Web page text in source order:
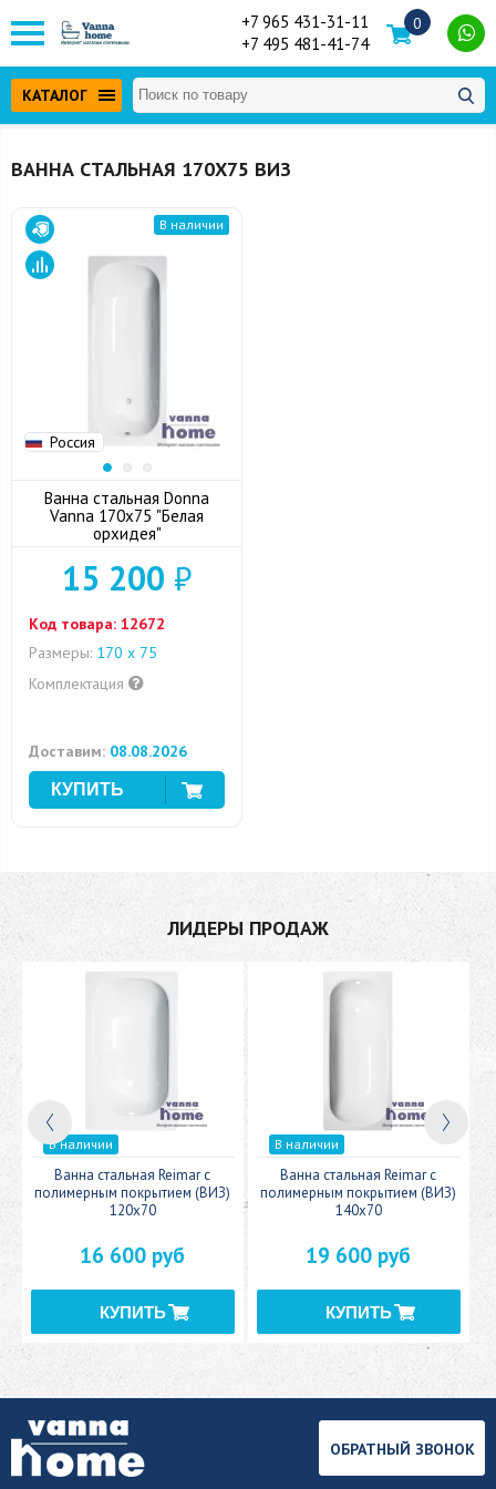
+7 965 431-31-11
+7 495 481-41-74
0
КАТАЛОГ
ВАННА СТАЛЬНАЯ 170Х75 ВИЗ
Россия
В наличии
Ванна стальная Donna
Vanna 170x75 "Белая
орхидея"
15 200 ₽
Код товара: 12672
Размеры: 170 х 75
Комплектация
Доставим: 08.08.2026
ЛИДЕРЫ ПРОДАЖ
В наличии
Ванна стальная Reimar с
полимерным покрытием (ВИЗ)
120x70
16 600 руб
В наличии
Ванна стальная Reimar с
полимерным покрытием (ВИЗ)
140x70
19 600 руб
ОБРАТНЫЙ ЗВОНОК